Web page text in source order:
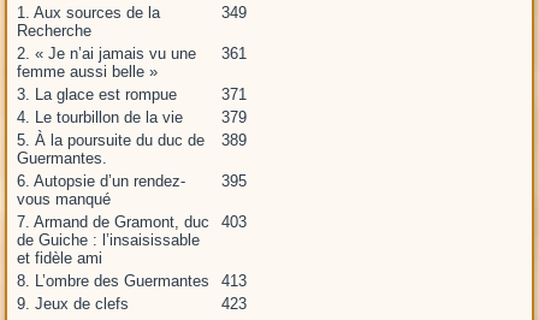
1. Aux sources de la
Recherche
349
2. « Je n’ai jamais vu une
femme aussi belle »
361
3. La glace est rompue
371
4. Le tourbillon de la vie
379
5. À la poursuite du duc de
Guermantes.
389
6. Autopsie d’un rendez-
vous manqué
395
7. Armand de Gramont, duc
de Guiche : l’insaisissable
et fidèle ami
403
8. L’ombre des Guermantes
413
9. Jeux de clefs
423